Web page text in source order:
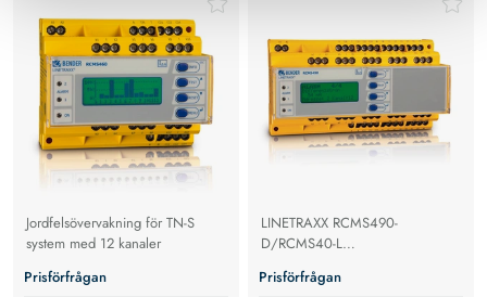
Jordfelsövervakning för TN-S
system med 12 kanaler
Prisförfrågan
LINETRAXX RCMS490-
D/RCMS40-L
individuella larm
Prisförfrågan